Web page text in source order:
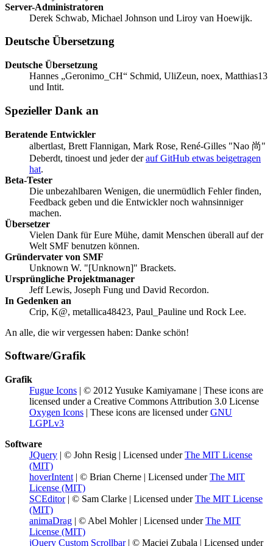
Server-Administratoren
Derek Schwab, Michael Johnson und Liroy van Hoewijk.
Deutsche Übersetzung
Deutsche Übersetzung
Hannes „Geronimo_CH“ Schmid, UliZeun, noex, Matthias13
und Intit.
Spezieller Dank an
Beratende Entwickler
albertlast, Brett Flannigan, Mark Rose, René-Gilles "Nao 尚"
Deberdt, tinoest und jeder derauf GitHub etwas beigetragen
hat.
Beta-Tester
Die unbezahlbaren Wenigen, die unermüdlich Fehler finden,
Feedback geben und die Entwickler noch wahnsinniger
machen.
Übersetzer
Vielen Dank für Eure Mühe, damit Menschen überall auf der
Welt SMF benutzen können.
Gründervater von SMF
Unknown W. "[Unknown]" Brackets.
Ursprüngliche Projektmanager
Jeff Lewis, Joseph Fung und David Recordon.
In Gedenken an
Crip, K@, metallica48423, Paul_Pauline und Rock Lee.
An alle, die wir vergessen haben: Danke schön!
Software/Grafik
Grafik
Fugue Icons | © 2012 Yusuke Kamiyamane | These icons are
licensed under a Creative Commons Attribution 3.0 License
Oxygen Icons | These icons are licensed underGNU
LGPLv3
Software
JQuery | © John Resig | Licensed underThe MIT License
(MIT)
hoverIntent | © Brian Cherne | Licensed underThe MIT
License (MIT)
SCEditor| © Sam Clarke | Licensed underThe MIT License
(MIT)
animaDrag | © Abel Mohler | Licensed underThe MIT
License (MIT)
jQuery Custom Scrollbar| © Maciej Zubala | Licensed under